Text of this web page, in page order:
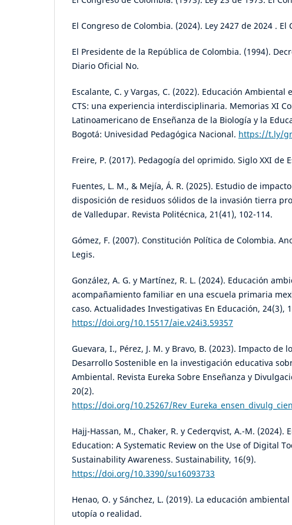
El Congreso de Colombia. (2024). Ley 2427 de 2024 . El
El Presidente de la República de Colombia. (1994).
Diario Oficial No.
Escalante, C. y Vargas, C. (2022). Educación Ambiental
CTS: una experiencia interdisciplinaria. Memorias XI
Latinoamericano de Enseñanza de la Biología y la
Bogotá: Univesidad Pedagógica Nacional. https://t.ly/
Freire, P. (2017). Pedagogía del oprimido. Siglo XXI de
Fuentes, L. M., & Mejía, Á. R. (2025). Estudio de
disposición de residuos sólidos de la invasión tierra
de Valledupar. Revista Politécnica, 21(41), 102-114.
Gómez, F. (2007). Constitución Política de Colombia.
Legis.
González, A. G. y Martínez, R. L. (2024). Educación
acompañamiento familiar en una escuela primaria
caso. Actualidades Investigativas En Educación, 24(3),
https://doi.org/10.15517/aie.v24i3.59357
Guevara, I., Pérez, J. M. y Bravo, B. (2023). Impacto de
Desarrollo Sostenible en la investigación educativa
Ambiental. Revista Eureka Sobre Enseñanza y
20(2).
https://doi.org/10.25267/
Hajj-Hassan, M., Chaker, R. y Cederqvist, A.-M. (2024).
Education: A Systematic Review on the Use of Digital
Sustainability Awareness. Sustainability, 16(9).
https://doi.org/10.3390/su16093733
Henao, O. y Sánchez, L. (2019). La educación
utopía o realidad.